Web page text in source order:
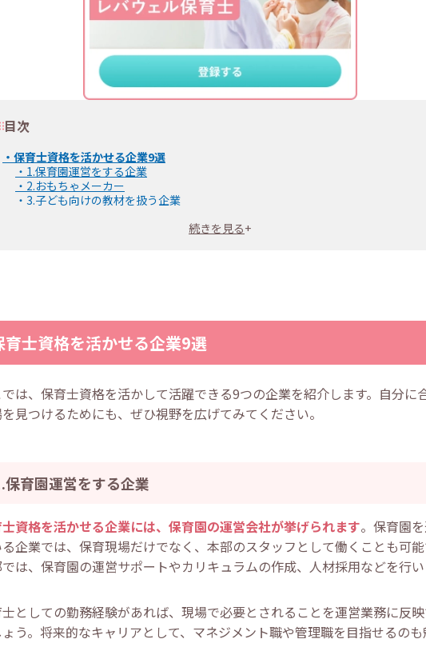
目次
・ 保育士資格を活かせる企業9選
・ 1.保育園運営をする企業
・ 2.おもちゃメーカー
・ 3.子ども向けの教材を扱う企業
5.ファミリー向けのイベント企画・制作会社
・現在よりも高収入を狙える可能性がある
・子どもと関わる機会が減る可能性がある
・資格による待遇改善が図れるとは限らない
・保育士資格を活かせる企業で評価されやすいスキル
・保育士資格を活かせる企業に転職する6つのコツ
・1.資格に関連する業務でやりたいことを洗い出す
・ 3.希望する業界や仕事内容の理解を深める
・4.未経験者を歓迎している求人を探す
・5.転職理由を伝えるときは前向きな姿勢を示す
・6.転職エージェントによるサポートを受ける
・ 保育士資格を活かせる企業に関してよくある質問
・
保育士資格を活かせる企業には在宅の仕事もありますか？
・ まとめ
続きを見る+
育士資格を活かせる企業9選
では、保育士資格を活かして活躍できる9つの企業を紹介します。自分に
見つけるためにも、ぜひ視野を広げてみてください。
保育園運営をする企業
資格を活かせる企業には、保育園の運営会社が挙げられます。保育園
企業では、保育現場だけでなく、本部のスタッフとして働くことも可能
は、保育園の運営サポートやカリキュラムの作成、人材採用などを行い
としての勤務経験があれば、現場で必要とされることを運営業務に反
う。将来的なキャリアとして、マネジメント職や管理職を目指せるの